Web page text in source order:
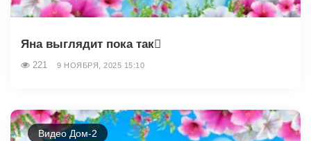
Яна выглядит пока так🫩
221 9 НОЯБРЯ, 2025 15:10
Видео Дом-2